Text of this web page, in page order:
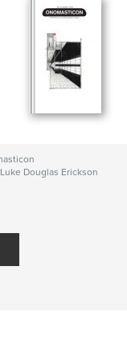
Douglas Erickson